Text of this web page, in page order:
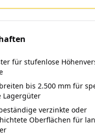
für stufenlose
bis 2.500 mm für
Lagergüter
verzinkte oder
Oberflächen für